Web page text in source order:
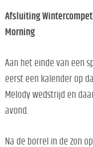
Afsluiting
Morning
Aan het einde van een
eerst een kalender op
Melody wedstrijd en
avond.
Na de borrel in de zon